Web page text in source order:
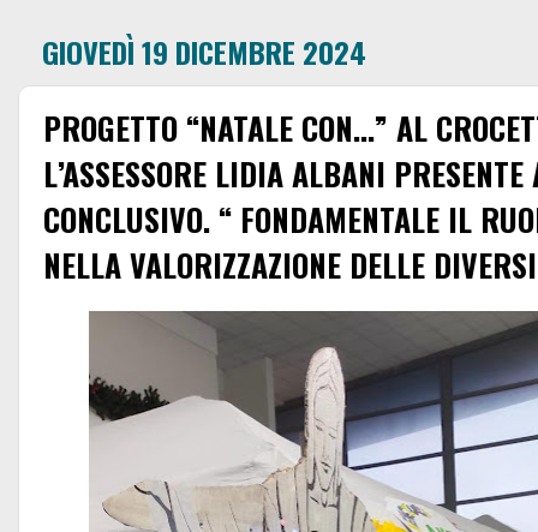
GIOVEDÌ 19 DICEMBRE 2024
PROGETTO “NATALE CON...” AL
L’ASSESSORE LIDIA ALBANI PRESENTE
CONCLUSIVO. “ FONDAMENTALE IL
NELLA VALORIZZAZIONE DELLE